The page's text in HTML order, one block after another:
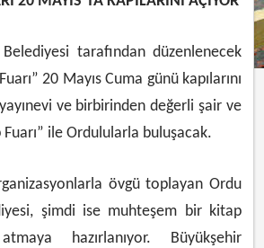
tarafından düzenlenecek
20 Mayıs Cuma günü kapılarını
ve birbirinden değerli şair ve
ile Ordulularla buluşacak.
övgü toplayan Ordu
şimdi ise muhteşem bir kitap
hazırlanıyor. Büyükşehir